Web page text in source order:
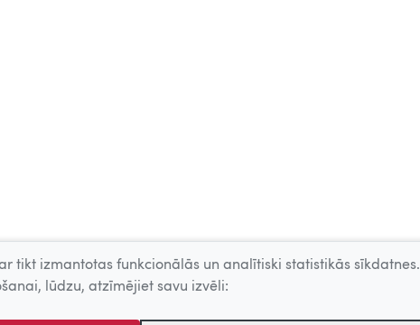
tikt izmantotas funkcionālās un analītiski statistikās sīkdatnes.
lūdzu, atzīmējiet savu izvēli: